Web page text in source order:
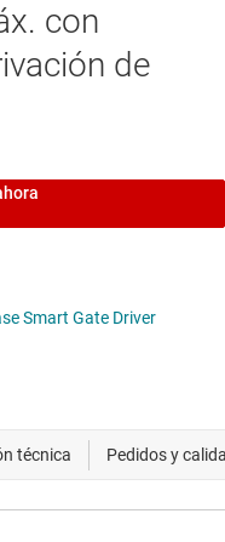
con
de
Smart Gate Driver